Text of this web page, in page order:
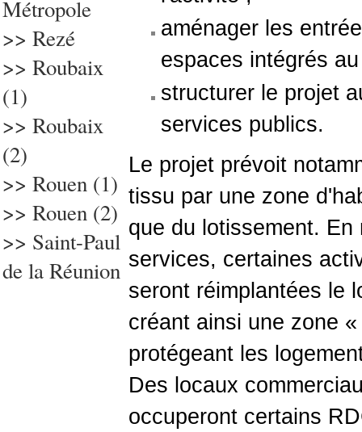
Métropole
>> Rezé
>> Roubaix
(1)
>> Roubaix
(2)
>> Rouen (1)
>> Rouen (2)
>> Saint-Paul
de la Réunion
aménager les
espaces intégrés
structurer le projet
services publics.
Le projet prévoit
tissu par une zone
que du lotissement.
services, certaines
seront réimplantées le
créant ainsi une zone
protégeant les
Des locaux
occuperont certains